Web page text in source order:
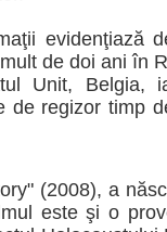
evidenţiază
de doi ani în
Unit, Belgia,
de regizor timp
(2008), a
este şi o